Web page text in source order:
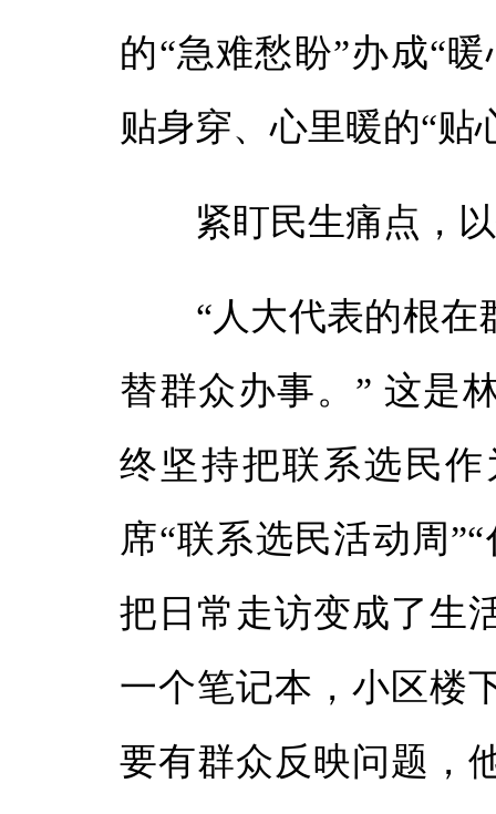
的“急难愁盼”办成“
贴身穿、心里暖的“贴
紧盯民生痛点，以
“人大代表的根在
替群众办事。” 这是
终坚持把联系选民
席“联系选民活动周
把日常走访变成了生
一个笔记本，小区楼
要有群众反映问题，